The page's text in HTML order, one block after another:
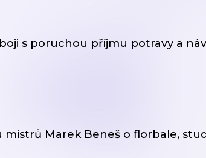
s poruchou příjmu potravy a
mistrů Marek Beneš o florbale,